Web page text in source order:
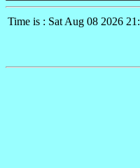
Time is : Sat Aug 08 2026